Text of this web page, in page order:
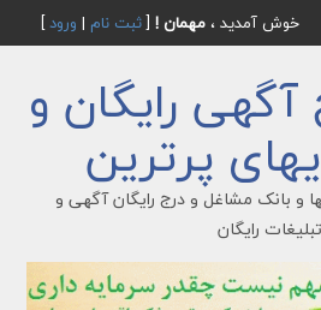
خوش آمدید ، مهمان ![ثبت نام | ورود]
رایگان و
پرترین
و بانک مشاغل و درج رایگان آگهی و
تبلیغات رایگان